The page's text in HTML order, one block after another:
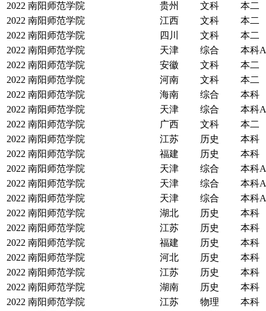
2022 南阳师范学院 贵州 文科
本二
2022 南阳师范学院 江西 文科
本二
2022 南阳师范学院 四川 文科
本二
2022 南阳师范学院 天津 综合
本科A
2022 南阳师范学院 安徽 文科
本二
2022 南阳师范学院 河南 文科
本二
2022 南阳师范学院 海南 综合
本科
2022 南阳师范学院 天津 综合
本科A
2022 南阳师范学院 广西 文科
本二
2022 南阳师范学院 江苏 历史
本科
2022 南阳师范学院 福建 历史
本科
2022 南阳师范学院 天津 综合
本科A
2022 南阳师范学院 天津 综合
本科A
2022 南阳师范学院 天津 综合
本科A
2022 南阳师范学院 湖北 历史
本科
2022 南阳师范学院 江苏 历史
本科
2022 南阳师范学院 福建 历史
本科
2022 南阳师范学院 河北 历史
本科
2022 南阳师范学院 江苏 历史
本科
2022 南阳师范学院 湖南 历史
本科
2022 南阳师范学院 江苏 物理
本科